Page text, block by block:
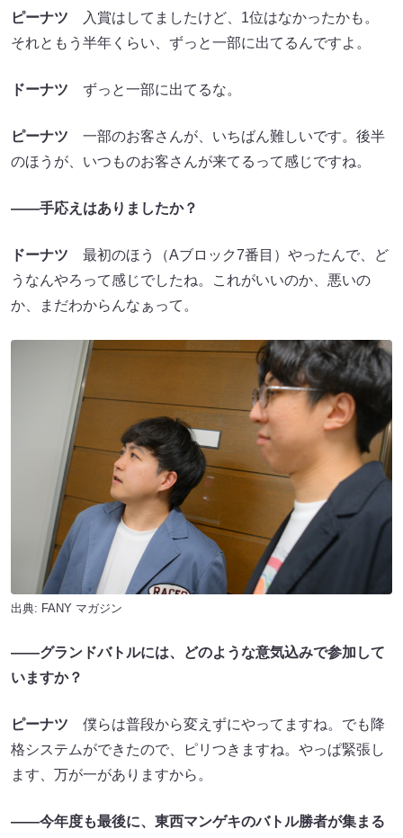
ピーナツ 入賞はしてましたけど、1位はなかったかも。
それともう半年くらい、ずっと一部に出てるんですよ。
ドーナツ ずっと一部に出てるな。
ピーナツ 一部のお客さんが、いちばん難しいです。後半
のほうが、いつものお客さんが来てるって感じですね。
――手応えはありましたか？
ドーナツ 最初のほう（Aブロック7番目）やったんで、ど
うなんやろって感じでしたね。これがいいのか、悪いの
か、まだわからんなぁって。
出典: FANY マガジン
――グランドバトルには、どのような意気込みで参加して
いますか？
ピーナツ 僕らは普段から変えずにやってますね。でも降
格システムができたので、ピリつきますね。やっぱ緊張し
ます、万が一がありますから。
――今年度も最後に、東西マンゲキのバトル勝者が集まる